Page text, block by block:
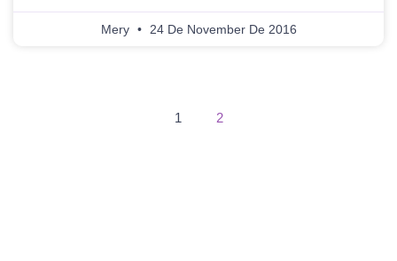
Mery 24 De November De 2016
1 2